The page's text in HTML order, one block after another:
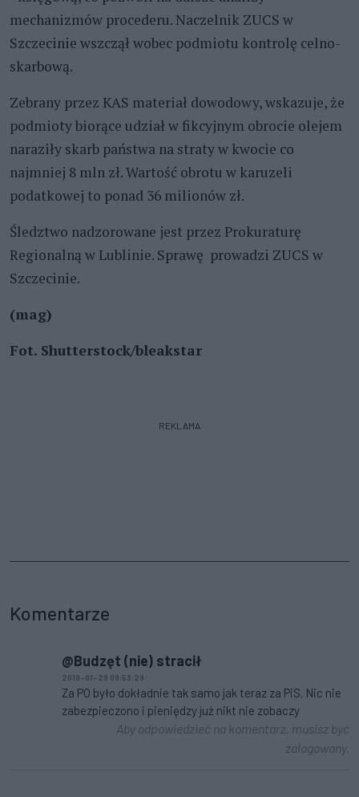
mechanizmów procederu. Naczelnik ZUCS w
Szczecinie wszczął wobec podmiotu kontrolę celno-
skarbową.
Zebrany przez KAS materiał dowodowy, wskazuje, że
podmioty biorące udział w fikcyjnym obrocie olejem
naraziły skarb państwa na straty w kwocie co
najmniej 8 mln zł. Wartość obrotu w karuzeli
podatkowej to ponad 36 milionów zł.
Śledztwo nadzorowane jest przez Prokuraturę
Regionalną w Lublinie. Sprawę prowadzi ZUCS w
Szczecinie.
(mag)
Fot. Shutterstock/bleakstar
REKLAMA
Komentarze
@Budzęt (nie) stracił
2019-01-29 09:53:29
Za PO było dokładnie tak samo jak teraz za PiS. Nic nie
zabezpieczono i pieniędzy już nikt nie zobaczy
Aby odpowiedzieć na komentarz, musisz być
zalogowany.